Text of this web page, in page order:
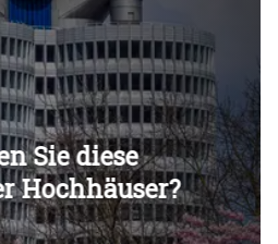
Überspringen